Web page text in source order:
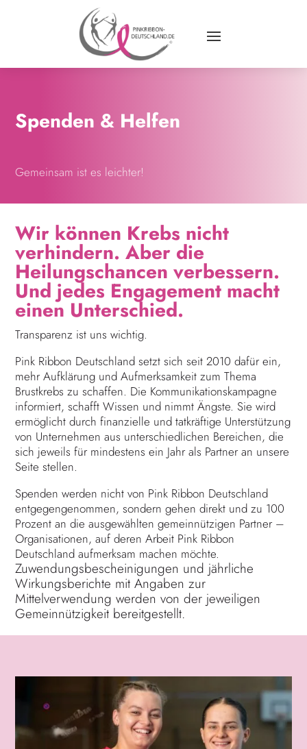
Spenden & Helfen
Gemeinsam ist es leichter!
Wir können Krebs nicht
verhindern. Aber die
Heilungschancen verbessern.
Und jedes Engagement macht
einen Unterschied.
Transparenz ist uns wichtig.
Pink Ribbon Deutschland setzt sich seit 2010 dafür ein,
mehr Aufklärung und Aufmerksamkeit zum Thema
Brustkrebs zu schaffen. Die Kommunikationskampagne
informiert, schafft Wissen und nimmt Ängste. Sie wird
ermöglicht durch finanzielle und tatkräftige Unterstützung
von Unternehmen aus unterschiedlichen Bereichen, die
sich jeweils für mindestens ein Jahr als Partner an unsere
Seite stellen.
Spenden werden nicht von Pink Ribbon Deutschland
entgegengenommen, sondern gehen direkt und zu 100
Prozent an die ausgewählten gemeinnützigen Partner –
Organisationen, auf deren Arbeit Pink Ribbon
Deutschland aufmerksam machen möchte.
Zuwendungsbescheinigungen und jährliche
Wirkungsberichte mit Angaben zur
Mittelverwendung werden von der jeweiligen
Gemeinnützigkeit bereitgestellt.